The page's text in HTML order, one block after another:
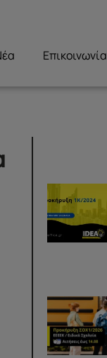
Επικοινωνία